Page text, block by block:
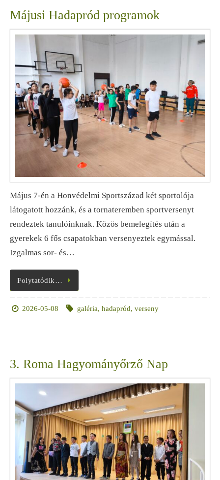
Májusi Hadapród programok
Május 7-én a Honvédelmi Sportszázad két sportolója
látogatott hozzánk, és a tornateremben sportversenyt
rendeztek tanulóinknak. Közös bemelegítés után a
gyerekek 6 fős csapatokban versenyeztek egymással.
Izgalmas sor- és…
Folytatódik…
2026-05-08 galéria, hadapród, verseny
3. Roma Hagyományőrző Nap